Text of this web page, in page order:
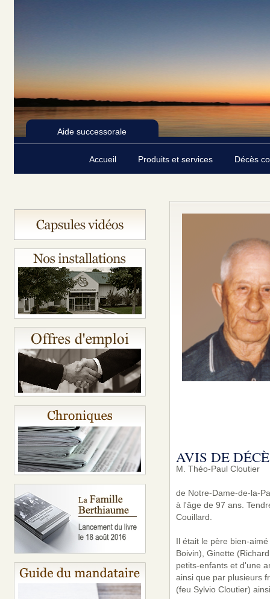
Aide successorale
Accueil Produits et services Décès
AVIS DE
M. Théo-Paul Cloutier
de Notre-Dame-de-la-
à l'âge de 97 ans.
Couillard.
Il était le père bien-
Boivin), Ginette
petits-enfants et d'une
ainsi que par plusieurs
(feu Sylvio Cloutier)